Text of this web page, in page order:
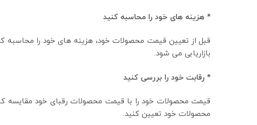
* هزینه های خود را محاسبه کنید
قبل از تعیین قیمت محصولات خود، هزینه های خود را محاسبه
بازاریابی می شود.
* رقابت خود را بررسی کنید
قیمت محصولات خود را با قیمت محصولات رقبای خود مقایسه
محصولات خود تعیین کنید.